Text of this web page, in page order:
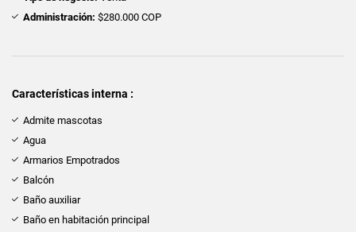
Administración: $280.000 COP
Características interna :
Admite mascotas
Agua
Armarios Empotrados
Balcón
Baño auxiliar
Baño en habitación principal